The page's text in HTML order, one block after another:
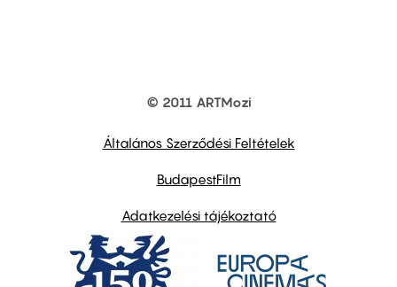
© 2011 ARTMozi
Általános Szerződési Feltételek
BudapestFilm
Adatkezelési tájékoztató